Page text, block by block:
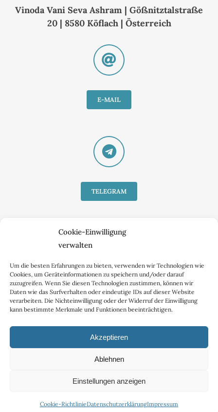
Cookie-Einwilligung
verwalten
Um die besten Erfahrungen zu bieten, verwenden wir Technologien wie
Cookies, um Geräteinformationen zu speichern und/oder darauf
zuzugreifen. Wenn Sie diesen Technologien zustimmen, können wir
Daten wie das Surfverhalten oder eindeutige IDs auf dieser Website
verarbeiten. Die Nichteinwilligung oder der Widerruf der Einwilligung
kann bestimmte Merkmale und Funktionen beeinträchtigen.
Akzeptieren
Ablehnen
Einstellungen anzeigen
Cookie-RichtlinieDatenschutzerklärungImpressum
Vinoda Vani Seva Ashram | Gößnitztalstraße
20 | 8580 Köflach | Österreich
E-MAIL
TELEGRAM
TELEFON
2020 - 2024 | Vinoda Vani |
Mail